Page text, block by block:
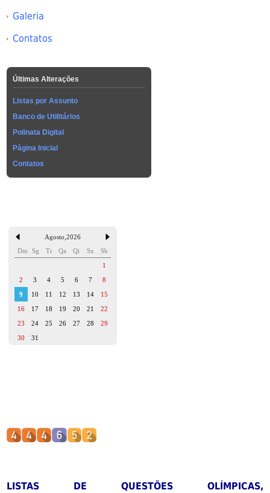
Galeria
Contatos
Últimas Alterações
Listas por Assunto
Banco de Utilitários
Polinata Digital
Página Inicial
Contatos
Agosto ,2026
Dm
Sg Tr Qa Qi Sx
Sb
1
2
3 4 5 6 7
8
9
10 11 12 13 14
15
16
17 18 19 20 21
22
23
24 25 26 27 28
29
30
31
LISTAS DE QUESTÕES OLÍMPICAS,